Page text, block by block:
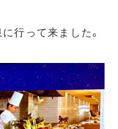
行って来ました。